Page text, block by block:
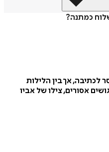
כמתנה?
לכתיבה, אך בין הלילות
אסורים, צילו של אביו